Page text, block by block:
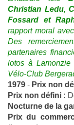
Christian Ledu,
Fossard et
rapport moral
Des
partenaires
lotos à
Vélo-Club
1979 - Prix non
Prix non défini :
Nocturne de la
Prix du